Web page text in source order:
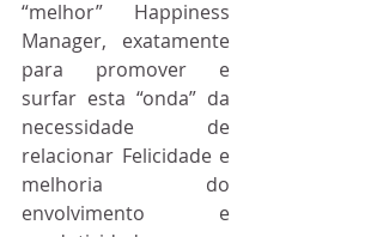
“melhor” Happiness
Manager, exatamente
para promover e
surfar esta “onda” da
necessidade de
relacionar Felicidade e
melhoria do
envolvimento e